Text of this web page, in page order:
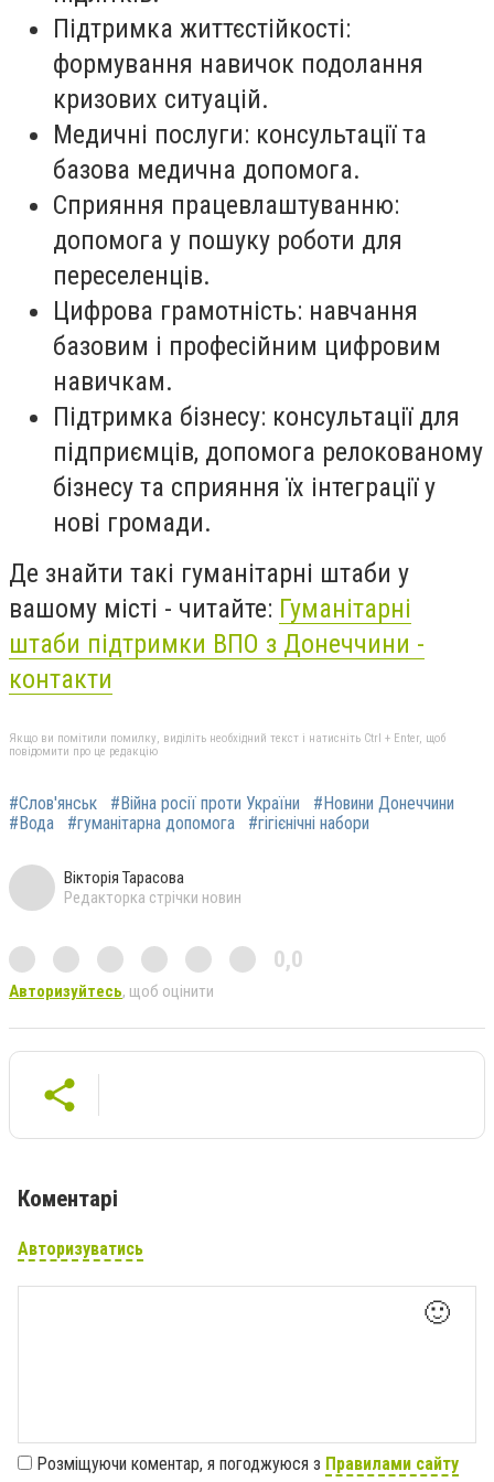
Підтримка життєстійкості:
формування навичок подолання
кризових ситуацій.
Медичні послуги: консультації та
базова медична допомога.
Сприяння працевлаштуванню:
допомога у пошуку роботи для
переселенців.
Цифрова грамотність: навчання
базовим і професійним цифровим
навичкам.
Підтримка бізнесу: консультації для
підприємців, допомога релокованому
бізнесу та сприяння їх інтеграції у
нові громади.
Де знайти такі гуманітарні штаби у
вашому місті - читайте: Гуманітарні
штаби підтримки ВПО з Донеччини -
контакти
Якщо ви помітили помилку, виділіть необхідний текст і натисніть Ctrl + Enter, щоб
повідомити про це редакцію
#Слов'янськ #Війна росії проти України
#Новини Донеччини
#Вода
#гуманітарна допомога #гігієнічні набори
Вікторія Тарасова
Редакторка стрічки новин
0,0
Авторизуйтесь, щоб оцінити
Коментарі
Авторизуватись
🙂
Розміщуючи коментар, я погоджуюся з Правилами сайту